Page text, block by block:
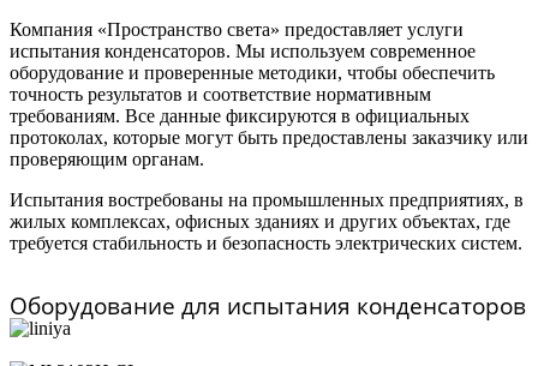
Компания «Пространство света» предоставляет услуги
испытания конденсаторов. Мы используем современное
оборудование и проверенные методики, чтобы обеспечить
точность результатов и соответствие нормативным
требованиям. Все данные фиксируются в официальных
протоколах, которые могут быть предоставлены заказчику или
проверяющим органам.
Испытания востребованы на промышленных предприятиях, в
жилых комплексах, офисных зданиях и других объектах, где
требуется стабильность и безопасность электрических систем.
Оборудование для испытания конденсаторов